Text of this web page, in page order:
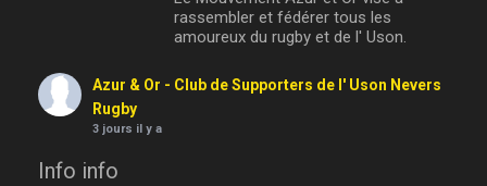
rassembler et fédérer tous les
amoureux du rugby et de l' Uson.
Azur & Or - Club de Supporters de l' Uson Nevers
Rugby
3 jours il y a
Info info